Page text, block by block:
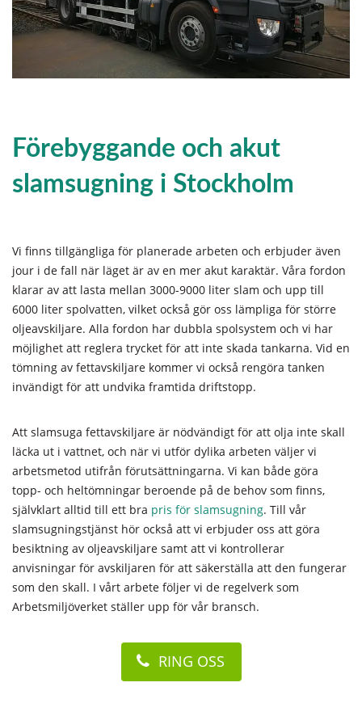
Förebyggande och akut
slamsugning i Stockholm
Vi finns tillgängliga för planerade arbeten och erbjuder även
jour i de fall när läget är av en mer akut karaktär. Våra fordon
klarar av att lasta mellan 3000-9000 liter slam och upp till
6000 liter spolvatten, vilket också gör oss lämpliga för större
oljeavskiljare. Alla fordon har dubbla spolsystem och vi har
möjlighet att reglera trycket för att inte skada tankarna. Vid en
tömning av fettavskiljare kommer vi också rengöra tanken
invändigt för att undvika framtida driftstopp.
Att slamsuga fettavskiljare är nödvändigt för att olja inte skall
läcka ut i vattnet, och när vi utför dylika arbeten väljer vi
arbetsmetod utifrån förutsättningarna. Vi kan både göra
topp- och heltömningar beroende på de behov som finns,
självklart alltid till ett bra pris för slamsugning. Till vår
slamsugningstjänst hör också att vi erbjuder oss att göra
besiktning av oljeavskiljare samt att vi kontrollerar
anvisningar för avskiljaren för att säkerställa att den fungerar
som den skall. I vårt arbete följer vi de regelverk som
Arbetsmiljöverket ställer upp för vår bransch.
RING OSS